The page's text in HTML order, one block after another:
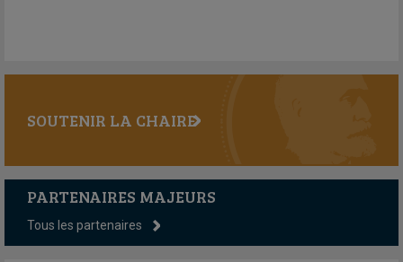
SOUTENIR LA CHAIRE
PARTENAIRES MAJEURS
Tous les partenaires